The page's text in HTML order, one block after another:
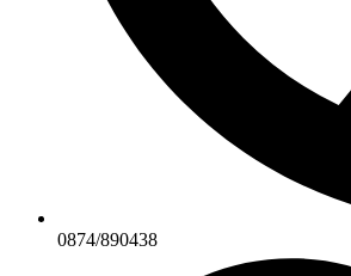
0874/890438